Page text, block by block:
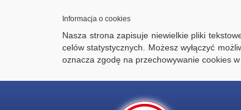
Informacja o cookies
Nasza strona zapisuje niewielkie pliki
celów statystycznych. Możesz wyłączyć
oznacza zgodę na przechowywanie cookies w